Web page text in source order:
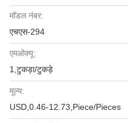
मॉडल नंबर:
एचएस-294
एमओक्यू:
1,टुकड़ा/टुकड़े
मूल्य:
USD,0.46-12.73,Piece/Pieces